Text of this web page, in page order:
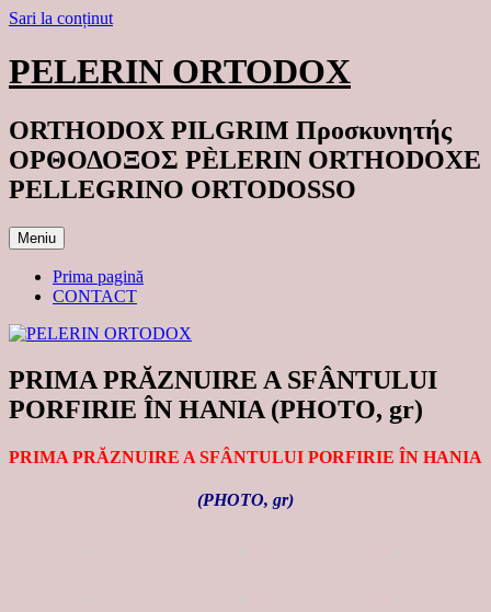
Sari la conținut
PELERIN ORTODOX
ORTHODOX PILGRIM Προσκυνητής
ΟΡΘΟΔΟΞΟΣ PÈLERIN ORTHODOXE
PELLEGRINO ORTODOSSO
Meniu
Prima pagină
CONTACT
PRIMA PRĂZNUIRE A SFÂNTULUI
PORFIRIE ÎN HANIA (PHOTO, gr)
PRIMA PRĂZNUIRE A SFÂNTULUI PORFIRIE ÎN HANIA
(PHOTO, gr)